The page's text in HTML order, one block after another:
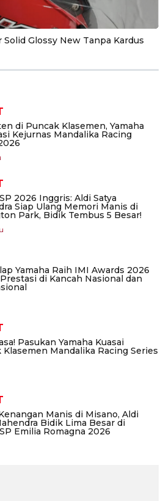
Glossy New Tanpa Kardus
di Puncak Klasemen, Yamaha
Kejurnas Mandalika Racing
2026 Inggris: Aldi Satya
Siap Ulang Memori Manis di
Park, Bidik Tembus 5 Besar!
Yamaha Raih IMI Awards 2026
di Kancah Nasional dan
Pasukan Yamaha Kuasai
Klasemen Mandalika Racing Series
Manis di Misano, Aldi
Bidik Lima Besar di
Emilia Romagna 2026